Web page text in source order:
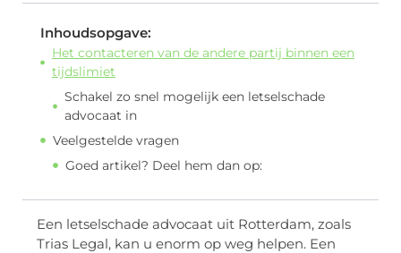
Inhoudsopgave:
Het contacteren van de andere partij binnen een
tijdslimiet
Schakel zo snel mogelijk een letselschade
advocaat in
Veelgestelde vragen
Goed artikel? Deel hem dan op:
Een letselschade advocaat uit Rotterdam, zoals
Trias Legal, kan u enorm op weg helpen. Een